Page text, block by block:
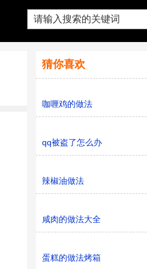
猜你喜欢
咖喱鸡的做法
qq被盗了怎么办
辣椒油做法
咸肉的做法大全
蛋糕的做法烤箱